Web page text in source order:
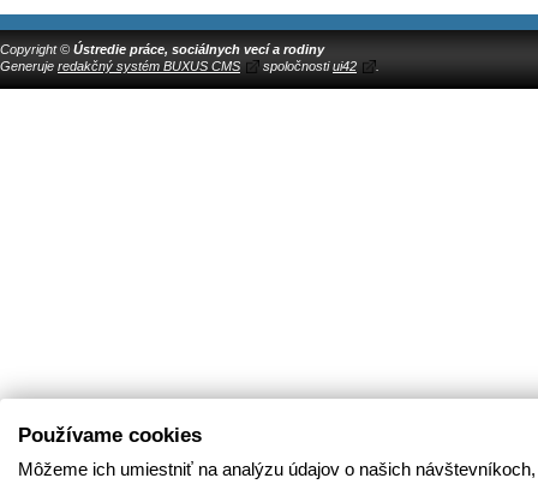
Copyright © Ústredie práce, sociálnych vecí a rodiny
Generuje redakčný systém BUXUS CMS spoločnostiui42
Používame cookies
Môžeme ich umiestniť na analýzu údajov o našich